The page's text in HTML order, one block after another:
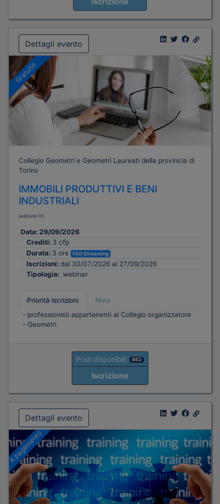
Dettagli evento
Gratuito
Collegio Geometri e Geometri Laureati della provincia di
Torino
IMMOBILI PRODUTTIVI E BENI
INDUSTRIALI
(edizione 13)
Data: 29/09/2026
Crediti: 3 cfp
Durata: 3 ore FAD Streaming
Iscrizioni: dal 30/07/2026 al 27/09/2026
Tipologia: webinar
Priorità iscrizioni
Note
- professionisti appartenenti al Collegio organizzatore
- Geometri
Posti disponibili: 462
Iscrizione
Dettagli evento
A pagamento